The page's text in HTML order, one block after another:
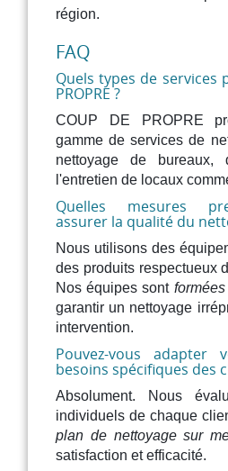
région.
FAQ
Quels types de services
PROPRE ?
COUP DE PROPRE
gamme de services de
nettoyage de bureaux,
l'entretien de locaux
Quelles mesures
assurer la qualité du
Nous utilisons des
des produits respectueux
Nos équipes sont
garantir un nettoyage
intervention.
Pouvez-vous adapter
besoins spécifiques des
Absolument. Nous
individuels de chaque
plan de nettoyage sur
satisfaction et efficacité.